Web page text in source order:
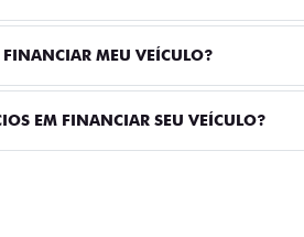
MEU VEÍCULO?
EM FINANCIAR SEU VEÍCULO?